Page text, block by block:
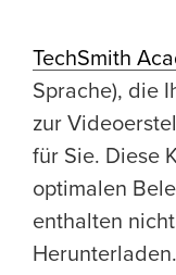
TechSmith
Sprache), die
zur
für Sie. Diese
optimalen
enthalten